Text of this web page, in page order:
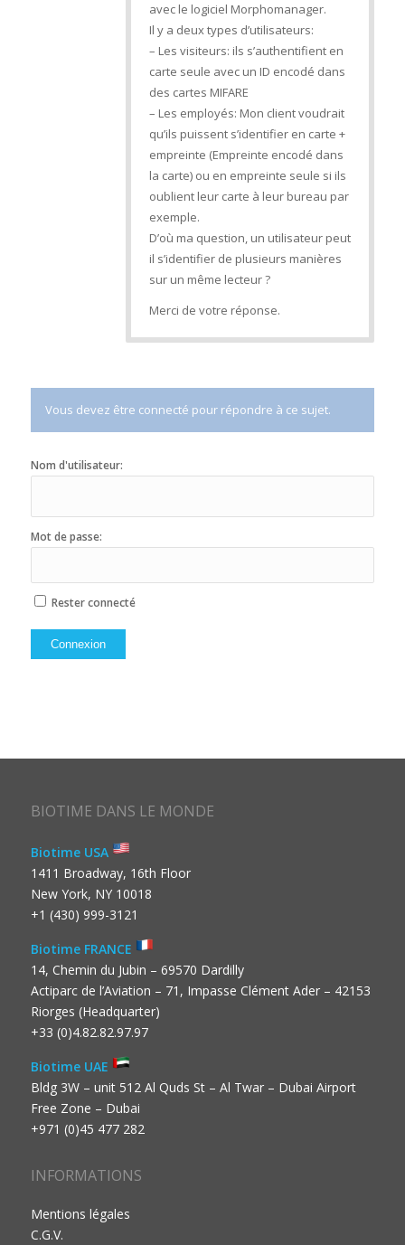
avec le logiciel Morphomanager.
Il y a deux types d’utilisateurs:
– Les visiteurs: ils s’authentifient en
carte seule avec un ID encodé dans
des cartes MIFARE
– Les employés: Mon client voudrait
qu’ils puissent s’identifier en carte +
empreinte (Empreinte encodé dans
la carte) ou en empreinte seule si ils
oublient leur carte à leur bureau par
exemple.
D’où ma question, un utilisateur peut
il s’identifier de plusieurs manières
sur un même lecteur ?
Merci de votre réponse.
Vous devez être connecté pour répondre à ce sujet.
Nom d'utilisateur:
Mot de passe:
Rester connecté
Connexion
BIOTIME DANS LE MONDE
Biotime USA
1411 Broadway, 16th Floor
New York, NY 10018
+1 (430) 999-3121
Biotime FRANCE
14, Chemin du Jubin – 69570 Dardilly
Actiparc de l’Aviation – 71, Impasse Clément Ader – 42153
Riorges (Headquarter)
+33 (0)4.82.82.97.97
Biotime UAE
Bldg 3W – unit 512 Al Quds St – Al Twar – Dubai Airport
Free Zone – Dubai
+971 (0)45 477 282
INFORMATIONS
Mentions légales
C.G.V.